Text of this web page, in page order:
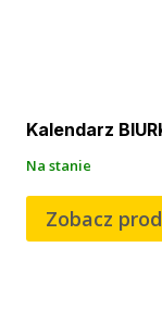
Kalendarz
Na stanie
Zobacz